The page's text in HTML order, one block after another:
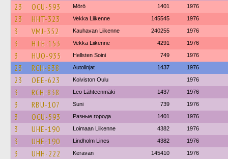
23 OCU-593 Mörö 1401 1976
23 HHT-323 Vekka Liikenne 145545 1976
3 VMJ-352 Kauhavan Liikenne 240255 1976
3 HTE-153 Vekka Liikenne 4291 1976
3 HUO-935 Hellsten Soini 749 1976
23 RCH-838 Autolinjat 1437 1976
23 OEE-623 Koiviston Oulu 1976
3 RCH-838 Leo Lähteenmäki 1437 1976
3 RBU-107 Suni 739 1976
3 OCU-593 Разные города 1401 1976
3 UHE-190 Loimaan Liikenne 4382 1976
3 UHE-190 Lindholm Lines 4382 1976
3 UHH-222 Keravan 145410 1976